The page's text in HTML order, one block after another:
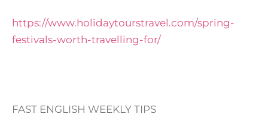
https://www.holidaytourstravel.com/spring-
festivals-worth-travelling-for/
FAST ENGLISH WEEKLY TIPS